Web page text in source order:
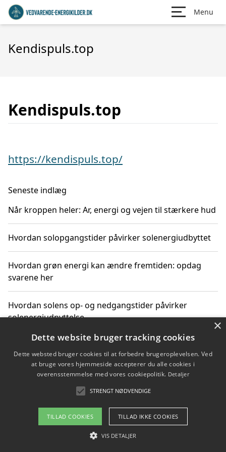
Menu
Kendispuls.top
Kendispuls.top
https://kendispuls.top/
Seneste indlæg
Når kroppen heler: Ar, energi og vejen til stærkere hud
Hvordan solopgangstider påvirker solenergiudbyttet
Hvordan grøn energi kan ændre fremtiden: opdag
svarene her
Hvordan solens op- og nedgangstider påvirker
solenergiudnyttelse
Hvordan du får svar på energispørgsmål om
vedvarende energikilder
Om / kontakt
Blog Betingelser
×
Dette website bruger tracking cookies
Dette websted bruger cookies til at forbedre brugeroplevelsen. Ved
at bruge vores hjemmeside accepterer du alle cookies i
overensstemmelse med vores cookiepolitik. Detaljer
STRENGT NØDVENDIGE
TILLAD COOKIES TILLAD IKKE COOKIES
VIS DETALJER